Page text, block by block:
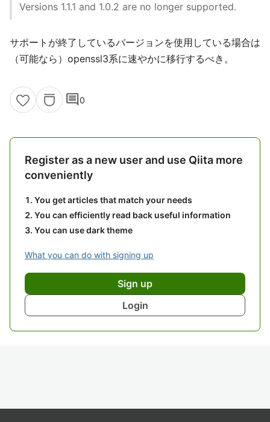
Versions 1.1.1 and 1.0.2 are no longer supported.
サポートが終了しているバージョンを使用している場合は
（可能なら）openssl3系に速やかに移行するべき。
comment0
Register as a new user and use Qiita more
conveniently
You get articles that match your needs
You can efficiently read back useful information
You can use dark theme
What you can do with signing up
Sign up
Login